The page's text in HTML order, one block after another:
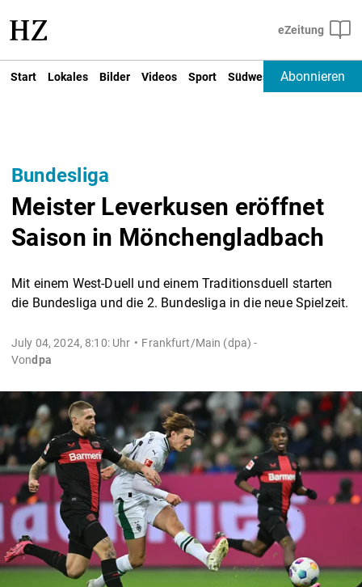
Start Lokales Bilder Videos Sport Südwest Deutschland
Abonnieren
Bundesliga
Meister Leverkusen eröffnet
Saison in Mönchengladbach
Mit einem West-Duell und einem Traditionsduell starten
die Bundesliga und die 2. Bundesliga in die neue Spielzeit.
July 04, 2024, 8:10: Uhr
Frankfurt/Main (dpa) -
Vondpa